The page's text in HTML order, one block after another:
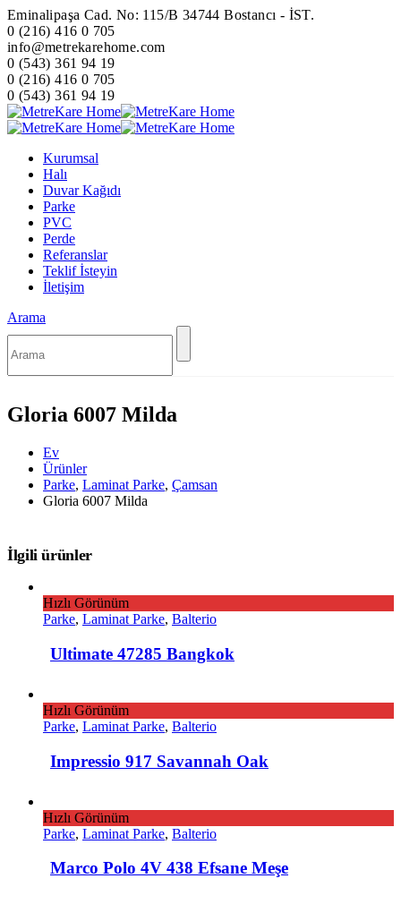
Eminalipaşa Cad. No: 115/B 34744 Bostancı - İST.
0 (216) 416 0 705
info@metrekarehome.com
0 (543) 361 94 19
0 (216) 416 0 705
0 (543) 361 94 19
Kurumsal
Halı
Duvar Kağıdı
Parke
PVC
Perde
Referanslar
Teklif İsteyin
İletişim
Arama
Gloria 6007 Milda
Ev
Ürünler
Parke, Laminat Parke, Çamsan
Gloria 6007 Milda
İlgili ürünler
Hızlı Görünüm
Parke, Laminat Parke, Balterio
Ultimate 47285 Bangkok
Hızlı Görünüm
Parke, Laminat Parke, Balterio
Impressio 917 Savannah Oak
Hızlı Görünüm
Parke, Laminat Parke, Balterio
Marco Polo 4V 438 Efsane Meşe